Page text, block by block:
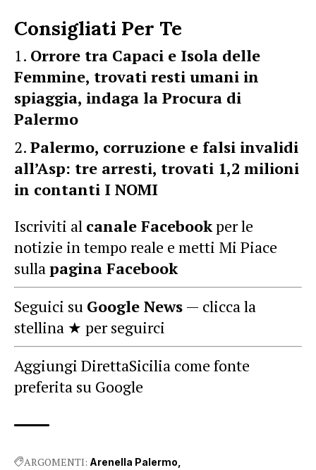
Consigliati Per Te
Orrore tra Capaci e Isola delle
Femmine, trovati resti umani in
spiaggia, indaga la Procura di
Palermo
Palermo, corruzione e falsi invalidi
all’Asp: tre arresti, trovati 1,2 milioni
in contanti I NOMI
Iscriviti al canale Facebookper le
notizie in tempo reale e metti Mi Piace
sullapagina Facebook
Seguici su Google News — clicca la
stellina ★ per seguirci
Aggiungi DirettaSicilia come fonte
preferita su Google
ARGOMENTI: Arenella Palermo